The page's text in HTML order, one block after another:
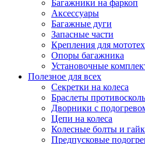
Багажники на фаркоп
Аксессуары
Багажные дуги
Запасные части
Крепления для
Опоры багажника
Установочные
Полезное для всех
Секретки на колеса
Браслеты
Дворники с
Цепи на колеса
Колесные болты и
Предпусковые